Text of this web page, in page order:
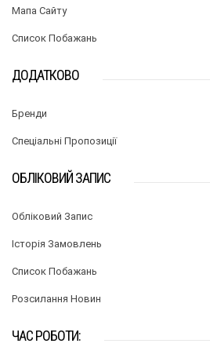
Мапа Сайту
Список Побажань
ДОДАТКОВО
Бренди
Спеціальні Пропозиції
ОБЛІКОВИЙ ЗАПИС
Обліковий Запис
Історія Замовлень
Список Побажань
Розсилання Новин
ЧАС РОБОТИ: